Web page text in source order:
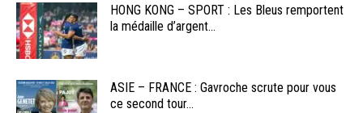
HONG KONG – SPORT : Les Bleus remportent
la médaille d’argent...
ASIE – FRANCE : Gavroche scrute pour vous
ce second tour...